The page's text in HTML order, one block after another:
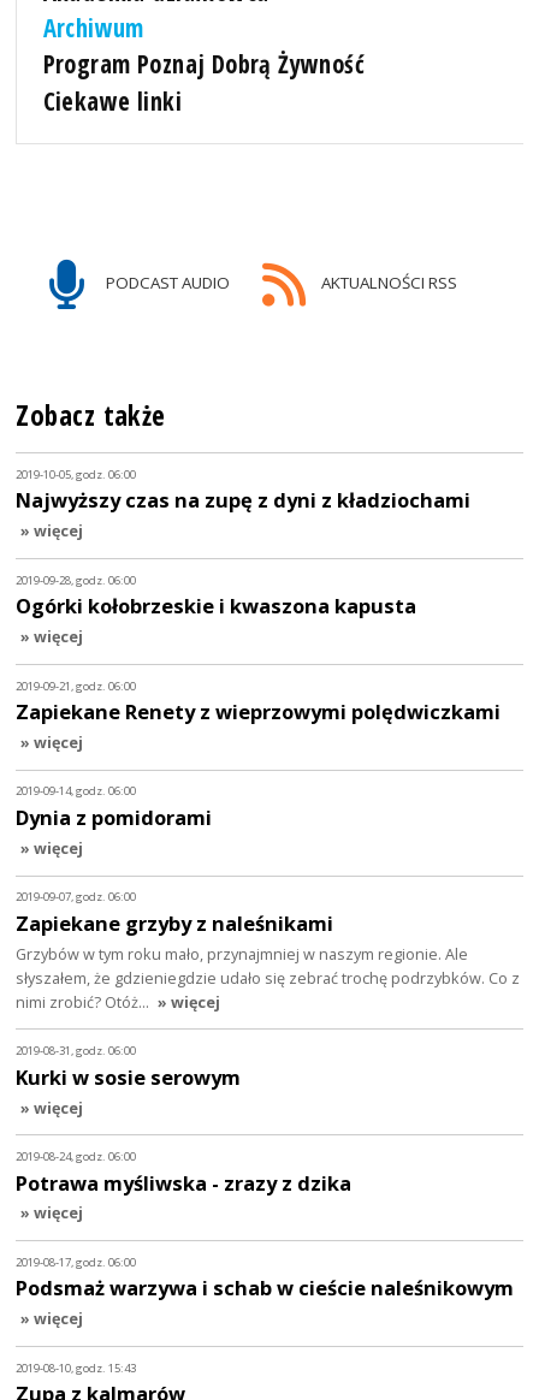
Archiwum
Program Poznaj Dobrą Żywność
Ciekawe linki
PODCAST AUDIO AKTUALNOŚCI RSS
Zobacz także
2019-10-05, godz. 06:00
Najwyższy czas na zupę z dyni z kładziochami
» więcej
2019-09-28, godz. 06:00
Ogórki kołobrzeskie i kwaszona kapusta
» więcej
2019-09-21, godz. 06:00
Zapiekane Renety z wieprzowymi polędwiczkami
» więcej
2019-09-14, godz. 06:00
Dynia z pomidorami
» więcej
2019-09-07, godz. 06:00
Zapiekane grzyby z naleśnikami
Grzybów w tym roku mało, przynajmniej w naszym regionie. Ale
słyszałem, że gdzieniegdzie udało się zebrać trochę podrzybków. Co z
nimi zrobić? Otóż… » więcej
2019-08-31, godz. 06:00
Kurki w sosie serowym
» więcej
2019-08-24, godz. 06:00
Potrawa myśliwska - zrazy z dzika
» więcej
2019-08-17, godz. 06:00
Podsmaż warzywa i schab w cieście naleśnikowym
» więcej
2019-08-10, godz. 15:43
Zupa z kalmarów